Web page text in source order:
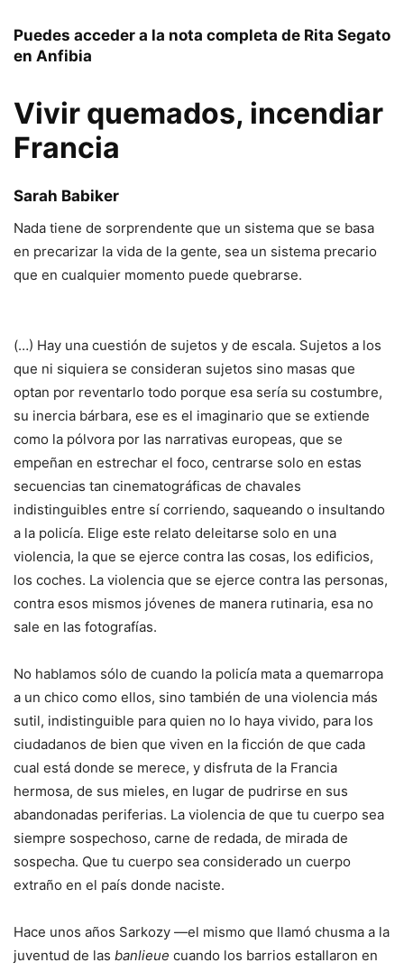
Puedes acceder a la nota completa de Rita Segato
en Anfibia
Vivir quemados, incendiar
Francia
Sarah Babiker
Nada tiene de sorprendente que un sistema que se basa
en precarizar la vida de la gente, sea un sistema precario
que en cualquier momento puede quebrarse.
(…) Hay una cuestión de sujetos y de escala. Sujetos a los
que ni siquiera se consideran sujetos sino masas que
optan por reventarlo todo porque esa sería su costumbre,
su inercia bárbara, ese es el imaginario que se extiende
como la pólvora por las narrativas europeas, que se
empeñan en estrechar el foco, centrarse solo en estas
secuencias tan cinematográficas de chavales
indistinguibles entre sí corriendo, saqueando o insultando
a la policía. Elige este relato deleitarse solo en una
violencia, la que se ejerce contra las cosas, los edificios,
los coches. La violencia que se ejerce contra las personas,
contra esos mismos jóvenes de manera rutinaria, esa no
sale en las fotografías.
No hablamos sólo de cuando la policía mata a quemarropa
a un chico como ellos, sino también de una violencia más
sutil, indistinguible para quien no lo haya vivido, para los
ciudadanos de bien que viven en la ficción de que cada
cual está donde se merece, y disfruta de la Francia
hermosa, de sus mieles, en lugar de pudrirse en sus
abandonadas periferias. La violencia de que tu cuerpo sea
siempre sospechoso, carne de redada, de mirada de
sospecha. Que tu cuerpo sea considerado un cuerpo
extraño en el país donde naciste.
Hace unos años Sarkozy —el mismo que llamó chusma a la
juventud de las banlieue cuando los barrios estallaron en